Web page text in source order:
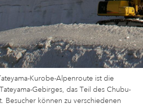
Kurobe-Alpenroute ist die
Gebirges, das Teil des Chubu-
Besucher können zu verschiedenen